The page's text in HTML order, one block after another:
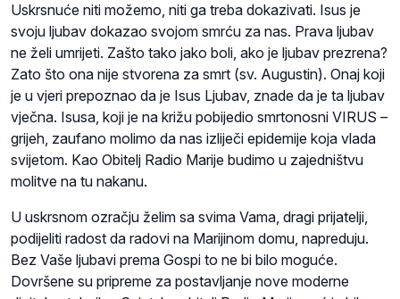
Uskrsnuće niti možemo, niti ga treba dokazivati. Isus je
svoju ljubav dokazao svojom smrću za nas. Prava ljubav
ne želi umrijeti. Zašto tako jako boli, ako je ljubav prezrena?
Zato što ona nije stvorena za smrt (sv. Augustin). Onaj koji
je u vjeri prepoznao da je Isus Ljubav, znade da je ta ljubav
vječna. Isusa, koji je na križu pobijedio smrtonosni VIRUS –
grijeh, zaufano molimo da nas izliječi epidemije koja vlada
svijetom. Kao Obitelj Radio Marije budimo u zajedništvu
molitve na tu nakanu.
U uskrsnom ozračju želim sa svima Vama, dragi prijatelji,
podijeliti radost da radovi na Marijinom domu, napreduju.
Bez Vaše ljubavi prema Gospi to ne bi bilo moguće.
Dovršene su pripreme za postavljanje nove moderne